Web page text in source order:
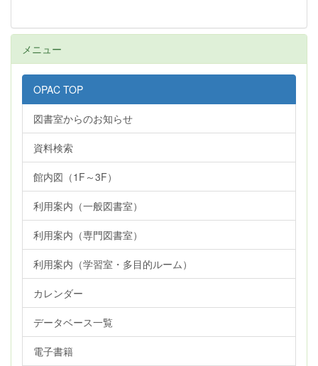
メニュー
OPAC TOP
図書室からのお知らせ
資料検索
館内図（1F～3F）
利用案内（一般図書室）
利用案内（専門図書室）
利用案内（学習室・多目的ルーム）
カレンダー
データベース一覧
電子書籍